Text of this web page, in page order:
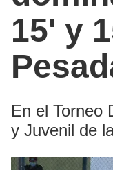
15' y
En el Torneo
y Juvenil de